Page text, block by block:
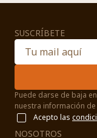
SUSCRÍBETE
Puede darse de baja
nuestra información
Acepto las
NOSOTROS